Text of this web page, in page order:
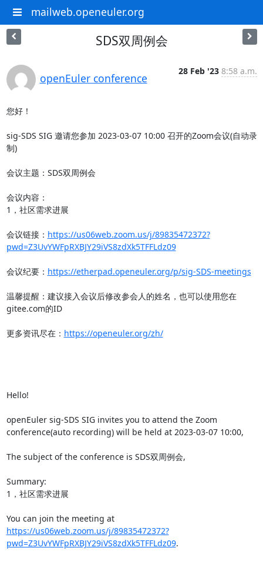
mailweb.openeuler.org
SDS双周例会
openEuler conference
28 Feb '23 8:58 a.m.
您好！
sig-SDS SIG 邀请您参加 2023-03-07 10:00 召开的Zoom会议(自动录
制)
会议主题：SDS双周例会
会议内容：
1，社区需求进展
会议链接： https://us06web.zoom.us/j/89835472372?
pwd=Z3UvYWFpRXBJY29iVS8zdXk5TFFLdz09
会议纪要： https://etherpad.openeuler.org/p/sig-SDS-meetings
温馨提醒：建议接入会议后修改参会人的姓名，也可以使用您在
gitee.com的ID
更多资讯尽在： https://openeuler.org/zh/
Hello!
openEuler sig-SDS SIG invites you to attend the Zoom
conference(auto recording) will be held at 2023-03-07 10:00,
The subject of the conference is SDS双周例会,
Summary:
1，社区需求进展
You can join the meeting at
https://us06web.zoom.us/j/89835472372?
pwd=Z3UvYWFpRXBJY29iVS8zdXk5TFFLdz09.